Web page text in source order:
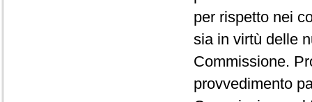
per rispetto nei
sia in virtù delle
Commissione.
provvedimento